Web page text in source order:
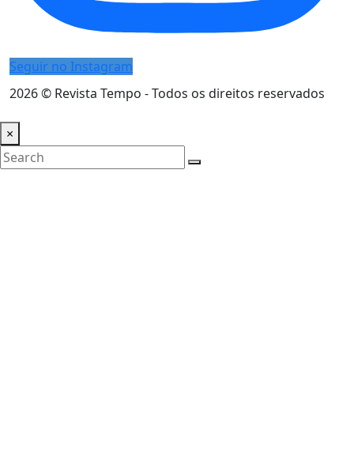
Seguir no Instagram
2026© Revista Tempo - Todos os direitos reservados
×